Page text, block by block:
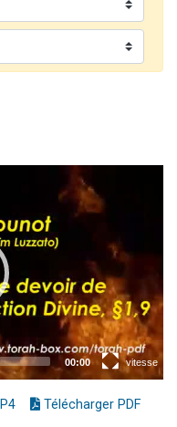
2 personnes viennent de nous rejoindre sur WhatsApp
2 personnes viennent de nous rejoindre sur WhatsApp
son Maasser
Télécharger PDF